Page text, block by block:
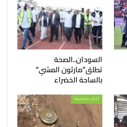
السودان..الصحة
تطلق”مارثون المشي”
بالساحة الخضراء
أخبار سياسية